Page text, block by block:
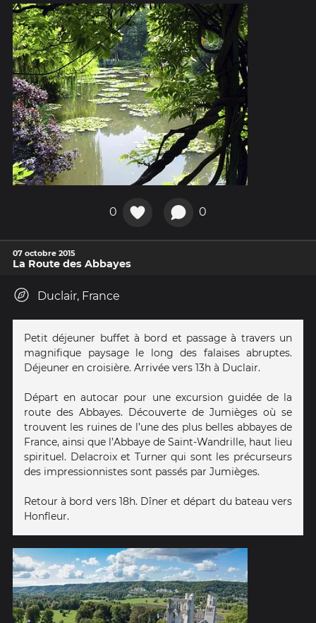
0 0
07 octobre 2015
La Route des Abbayes
Duclair, France
Petit déjeuner buffet à bord et passage à travers un
magnifique paysage le long des falaises abruptes.
Déjeuner en croisière. Arrivée vers 13h à Duclair.
Départ en autocar pour une excursion guidée de la
route des Abbayes. Découverte de Jumièges où se
trouvent les ruines de l’une des plus belles abbayes de
France, ainsi que l’Abbaye de Saint-Wandrille, haut lieu
spirituel. Delacroix et Turner qui sont les précurseurs
des impressionnistes sont passés par Jumièges.
Retour à bord vers 18h. Dîner et départ du bateau vers
Honfleur.